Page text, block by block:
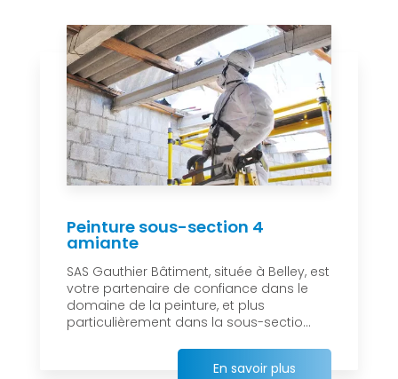
Peinture sous-section 4
amiante
SAS Gauthier Bâtiment, située à Belley, est
votre partenaire de confiance dans le
domaine de la peinture, et plus
particulièrement dans la sous-sectio...
En savoir plus